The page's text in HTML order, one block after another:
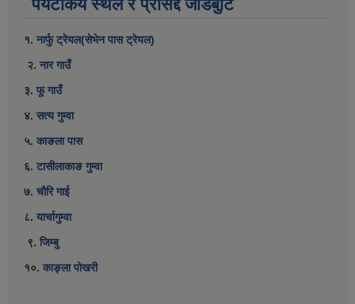
पर्यटकिय स्थल र प्रसिद्द जडिबुटि
१. नार्फु ट्रेयल(सेभेन पास ट्रेयल)
२. नार गाउँ
३. फू गाउँ
४. सत्य गुम्वा
५. काङला पास
६. टासीलाकाङ गुम्वा
७. चौरि गाई
८. यार्चागुम्वा
९. जिम्बु
१०. काङ्ला पोखरी